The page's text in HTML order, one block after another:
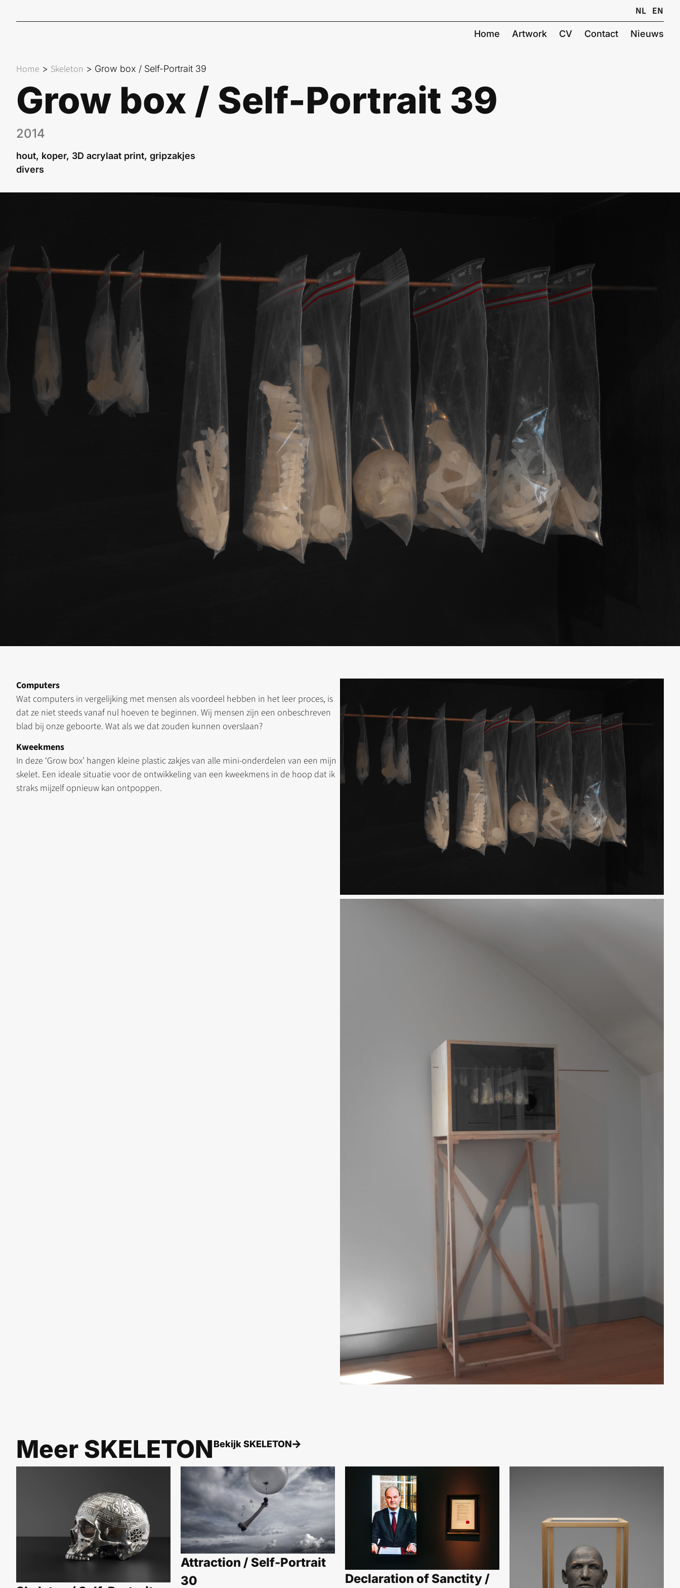
NL EN
Home Artwork CV Contact Nieuws
Home > Skeleton > Grow box / Self-Portrait 39
Grow box / Self-Portrait 39
2014
hout, koper, 3D acrylaat print, gripzakjes
divers
Computers
Wat computers in vergelijking met mensen als voordeel hebben in het leer proces, is
dat ze niet steeds vanaf nul hoeven te beginnen. Wij mensen zijn een onbeschreven
blad bij onze geboorte. Wat als we dat zouden kunnen overslaan?
Kweekmens
In deze ‘Grow box’ hangen kleine plastic zakjes van alle mini-onderdelen van een mijn
skelet. Een ideale situatie voor de ontwikkeling van een kweekmens in de hoop dat ik
straks mijzelf opnieuw kan ontpoppen.
Meer SKELETONBekijkSKELETON
Attraction / Self-Portrait
30
Declaration of Sanctity /